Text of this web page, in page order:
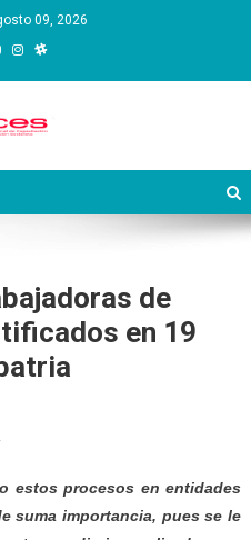
09, 2026
de
Educación
de
en 19
estos procesos en entidades
suma importancia, pues se le